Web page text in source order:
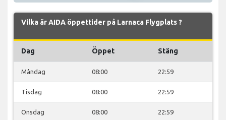
Vilka är AIDA öppettider på Larnaca Flygplats ?
Dag Öppet Stäng
Måndag 08:00 22:59
Tisdag 08:00 22:59
Onsdag 08:00 22:59